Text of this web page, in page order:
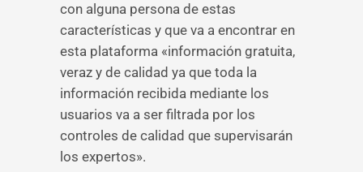
con alguna persona de estas
características y que va a encontrar en
esta plataforma «información gratuita,
veraz y de calidad ya que toda la
información recibida mediante los
usuarios va a ser filtrada por los
controles de calidad que supervisarán
los expertos».